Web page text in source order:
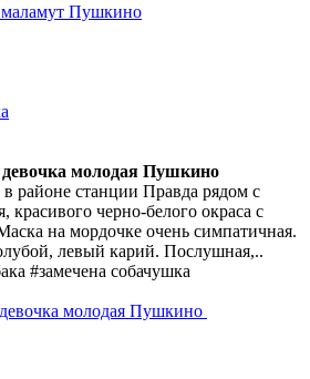
маламут Пушкино
девочка молодая Пушкино
районе станции Правда рядом с
черно-белого окраса с
на мордочке очень симпатичная.
левый карий. Послушная,..
#замечена собачушка
молодая Пушкино